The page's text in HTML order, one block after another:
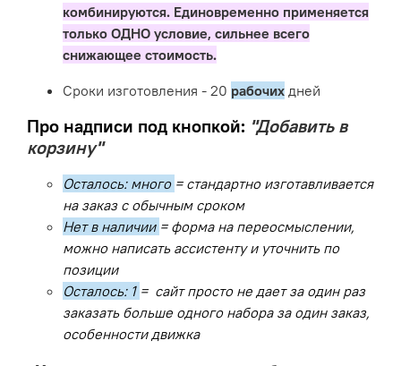
комбинируются. Единовременно применяется
только ОДНО условие, сильнее всего
снижающее стоимость.
Сроки изготовления - 20 рабочих дней
Про надписи под кнопкой: "Добавить в
корзину"
Осталось: много = стандартно изготавливается
на заказ с обычным сроком
Нет в наличии = форма на переосмыслении,
можно написать ассистенту и уточнить по
позиции
Осталось: 1 = сайт просто не дает за один раз
заказать больше одного набора за один заказ,
особенности движка